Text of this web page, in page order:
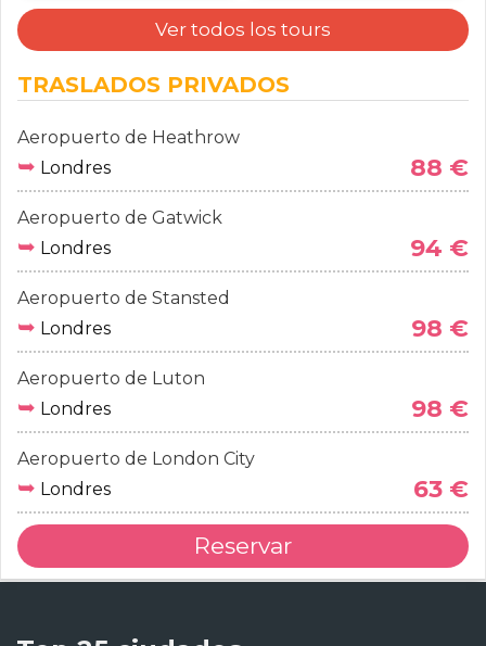
Ver todos los tours
TRASLADOS PRIVADOS
Aeropuerto de Heathrow
➥ Londres 88 €
Aeropuerto de Gatwick
➥ Londres 94 €
Aeropuerto de Stansted
➥ Londres 98 €
Aeropuerto de Luton
➥ Londres 98 €
Aeropuerto de London City
➥ Londres 63 €
Reservar